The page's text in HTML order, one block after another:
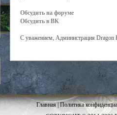
Обсудить на форуме
Обсудить в ВК
С уважением, Администрация Dragon
Главная|Политика